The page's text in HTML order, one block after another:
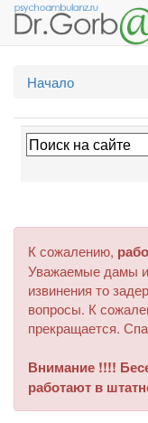
Начало
К сожалению,
Уважаемые дамы и
извинения то
вопросы. К
прекращается.
Внимание !!!!
работают в